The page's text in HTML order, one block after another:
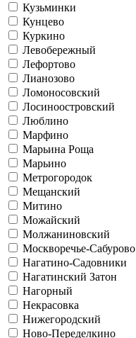
Кузьминки
Кунцево
Куркино
Левобережный
Лефортово
Лианозово
Ломоносовский
Лосиноостровский
Люблино
Марфино
Марьина Роща
Марьино
Метрогородок
Мещанский
Митино
Можайский
Молжаниновский
Москворечье-Сабурово
Нагатино-Садовники
Нагатинский Затон
Нагорный
Некрасовка
Нижегородский
Ново-Переделкино